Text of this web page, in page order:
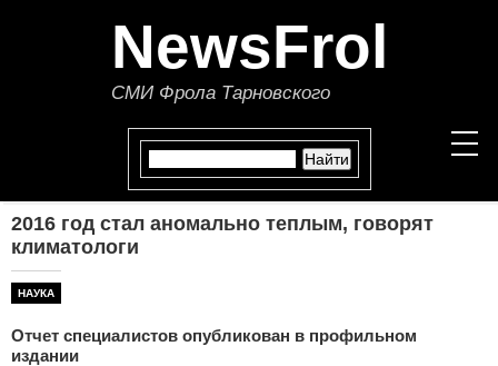
NewsFrol
СМИ Фрола Тарновского
ПОЛИТИКА
2016 год стал аномально теплым, говорят
климатологи
НАУКА
Отчет специалистов опубликован в профильном
издании